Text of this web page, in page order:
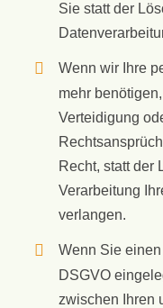
Sie statt der
Wenn wir Ihre
mehr
Verteidigung
Recht, statt der
Verarbeitung
verlangen.
Wenn Sie
DSGVO
zwischen Ihren